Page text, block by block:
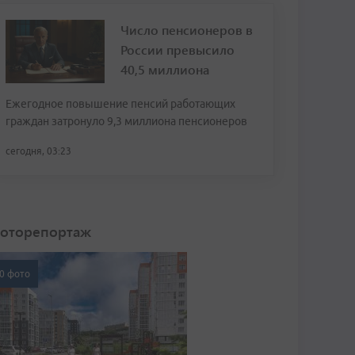
Число пенсионеров в
России превысило
40,5 миллиона
Ежегодное повышение пенсий работающих
граждан затронуло 9,3 миллиона пенсионеров
сегодня, 03:23
фото